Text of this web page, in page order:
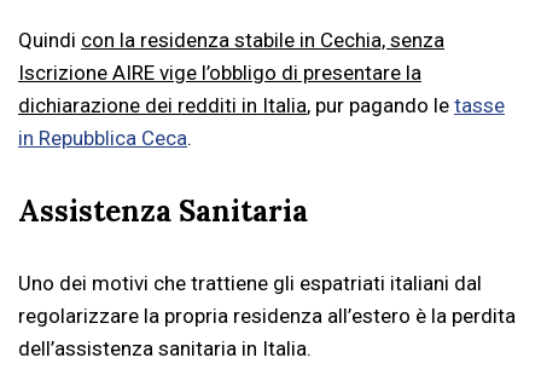
Quindi con la residenza stabile in Cechia, senza
Iscrizione AIRE vige l’obbligo di presentare la
dichiarazione dei redditi in Italia, pur pagando le tasse
in Repubblica Ceca.
Assistenza Sanitaria
Uno dei motivi che trattiene gli espatriati italiani dal
regolarizzare la propria residenza all’estero è la perdita
dell’assistenza sanitaria in Italia.